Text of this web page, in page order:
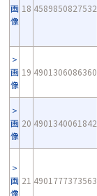
画
像
18 4589850827532
画
像
19 4901306086360
画
像
20 4901340061842
画
像
21 4901777373563